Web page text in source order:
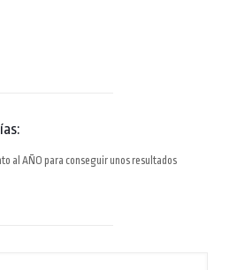
al AÑO para conseguir unos resultados